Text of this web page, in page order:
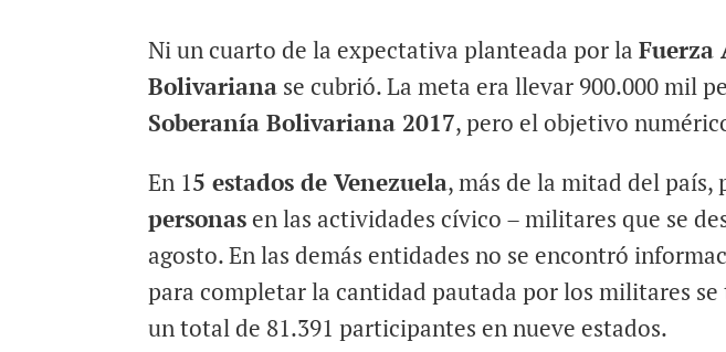
o
o
k
A
p
p
Ni un cuarto de la expectativa planteada por laFuerza
Bolivariana se cubrió. La meta era llevar 900.000 mil
Soberanía Bolivariana 2017, pero el objetivo
En 15 estados de Venezuela, más de la mitad del país,
personasen las actividades cívico – militares que se
agosto. En las demás entidades no se encontró
para completar la cantidad pautada por los militares
un total de 81.391 participantes en nueve estados.